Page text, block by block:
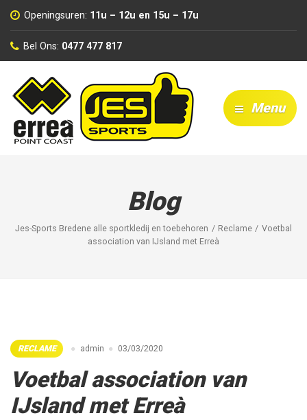
Openingsuren: 11u – 12u en 15u – 17u
Bel Ons: 0477 477 817
Menu
Blog
Jes-Sports Bredene alle sportkledij en toebehoren Reclame
Voetbal
association van IJsland met Erreà
RECLAME admin 03/03/2020
Voetbal association van
IJsland met Erreà